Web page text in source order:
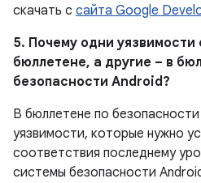
скачать с сайта Google
5. Почему одни
бюллетене, а другие – в
безопасности Android?
В бюллетене по
уязвимости, которые нужно
соответствия последнему
системы безопасности